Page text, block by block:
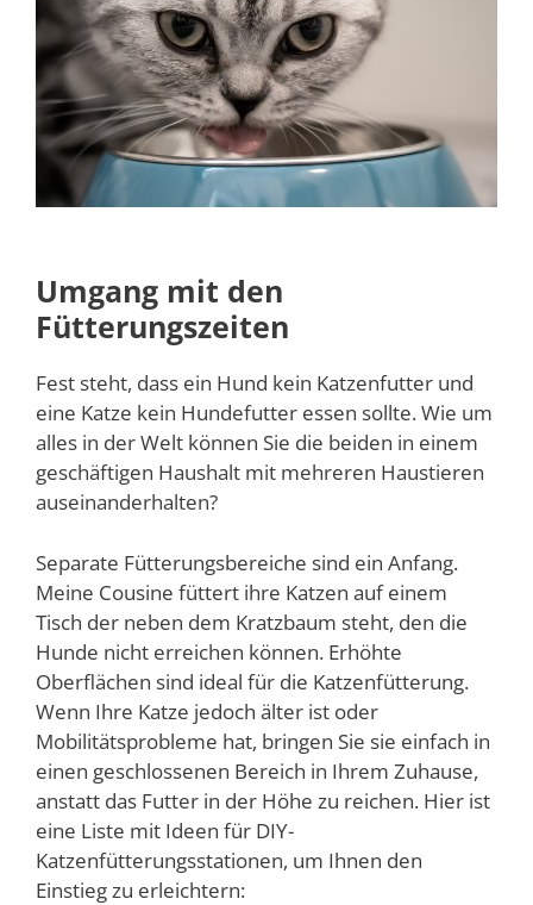
Umgang mit den
Fütterungszeiten
Fest steht, dass ein Hund kein Katzenfutter und
eine Katze kein Hundefutter essen sollte. Wie um
alles in der Welt können Sie die beiden in einem
geschäftigen Haushalt mit mehreren Haustieren
auseinanderhalten?
Separate Fütterungsbereiche sind ein Anfang.
Meine Cousine füttert ihre Katzen auf einem
Tisch der neben dem Kratzbaum steht, den die
Hunde nicht erreichen können. Erhöhte
Oberflächen sind ideal für die Katzenfütterung.
Wenn Ihre Katze jedoch älter ist oder
Mobilitätsprobleme hat, bringen Sie sie einfach in
einen geschlossenen Bereich in Ihrem Zuhause,
anstatt das Futter in der Höhe zu reichen. Hier ist
eine Liste mit Ideen für DIY-
Katzenfütterungsstationen, um Ihnen den
Einstieg zu erleichtern: